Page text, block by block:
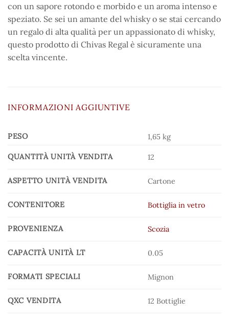
con un sapore rotondo e morbido e un aroma intenso e
speziato. Se sei un amante del whisky o se stai cercando
un regalo di alta qualità per un appassionato di whisky,
questo prodotto di Chivas Regal è sicuramente una
scelta vincente.
INFORMAZIONI AGGIUNTIVE
PESO 1,65 kg
QUANTITÀ UNITÀ VENDITA 12
ASPETTO UNITÀ VENDITA Cartone
CONTENITORE Bottiglia in vetro
PROVENIENZA Scozia
CAPACITÀ UNITÀ LT 0.05
FORMATI SPECIALI Mignon
QXC VENDITA 12 Bottiglie